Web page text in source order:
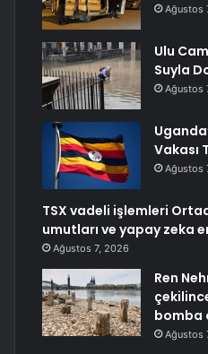
Ağustos
Ulu
Suyla
Ağustos
Vakası
Ağustos
TSX vadeli işlemleri
umutları ve yapay zeka
Ağustos 7, 2026
Ren
bomba
Ağustos